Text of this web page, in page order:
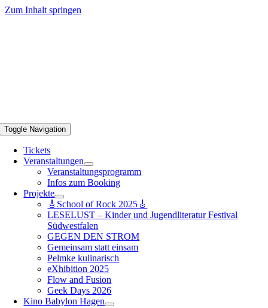
Zum Inhalt springen
Toggle Navigation
Tickets
Veranstaltungen
Veranstaltungsprogramm
Infos zum Booking
Projekte
🎸School of Rock 2025🎸
LESELUST – Kinder und Jugendliteratur Festival
Südwestfalen
GEGEN DEN STROM
Gemeinsam statt einsam
Pelmke kulinarisch
eXhibition 2025
Flow and Fusion
Geek Days 2026
Kino Babylon Hagen